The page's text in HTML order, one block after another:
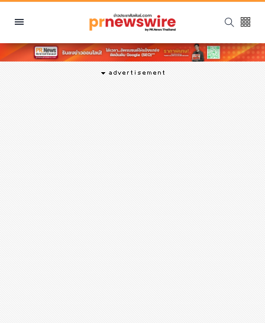
หมวดหมู่
พีอาร์ นิวส์ไวร์
สินค้า, บริการ
โปรโมชั่น
งานอีเว้นท์
รีวิว
บันเทิง
นักแสดง, นักร้อง, โมเดล
อินฟลูเอนเซอร์
ไลฟ์สไตล์
ความงาม
แฟชั่น
สุขภาพ
กีฬา
อาหาร, เครื่องดื่ม